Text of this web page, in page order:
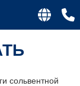
сольвентной